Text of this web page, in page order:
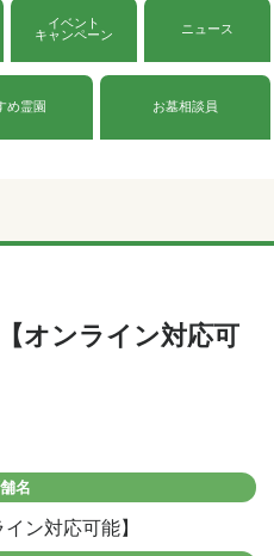
イベント
キャンペーン ニュース
め霊園 お墓相談員
オンライン対応可
名
ン対応可能】